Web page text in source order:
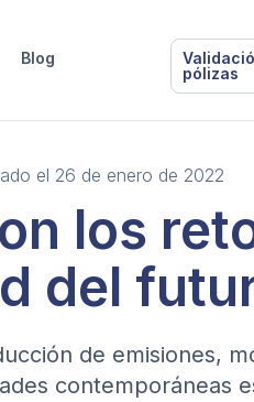
Blog
pólizas
el 26 de enero de 2022
los
del
de emisiones,
contemporáneas